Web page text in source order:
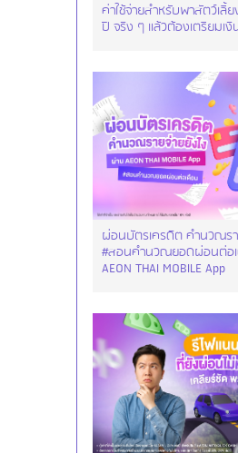
ค่าใช้จ่ายสำหรับพาสัตว์เลี้
ปี จริง ๆ แล้วต้องเตรียมเงิ
ผ่อนบัตรเครดิต คำนวณรา
#สอนคำนวณยอดผ่อนต่อ
AEON THAI MOBILE App